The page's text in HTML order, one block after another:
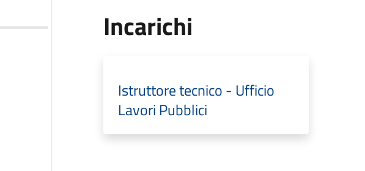
Incarichi
Istruttore tecnico - Ufficio
Lavori Pubblici